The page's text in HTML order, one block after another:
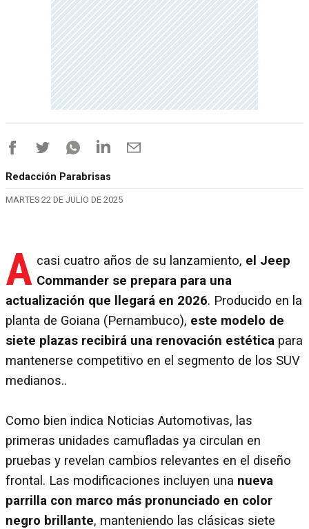
Redacción Parabrisas
MARTES 22 DE JULIO DE 2025
A casi cuatro años de su lanzamiento, el Jeep
Commander se prepara para una
actualización que llegará en 2026. Producido en la
planta de Goiana (Pernambuco), este modelo de
siete plazas recibirá una renovación estética para
mantenerse competitivo en el segmento de los SUV
medianos..
Como bien indica Noticias Automotivas, las
primeras unidades camufladas ya circulan en
pruebas y revelan cambios relevantes en el diseño
frontal. Las modificaciones incluyen una nueva
parrilla con marco más pronunciado en color
negro brillante, manteniendo las clásicas siete